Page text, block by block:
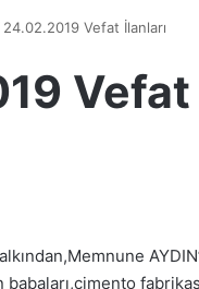
24.02.2019 Vefat İlanları
Vefat
babaları,çimento